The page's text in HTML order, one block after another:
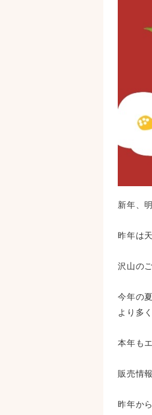
新年、
昨年は
沢山の
今年の
より多
本年も
販売情
昨年か